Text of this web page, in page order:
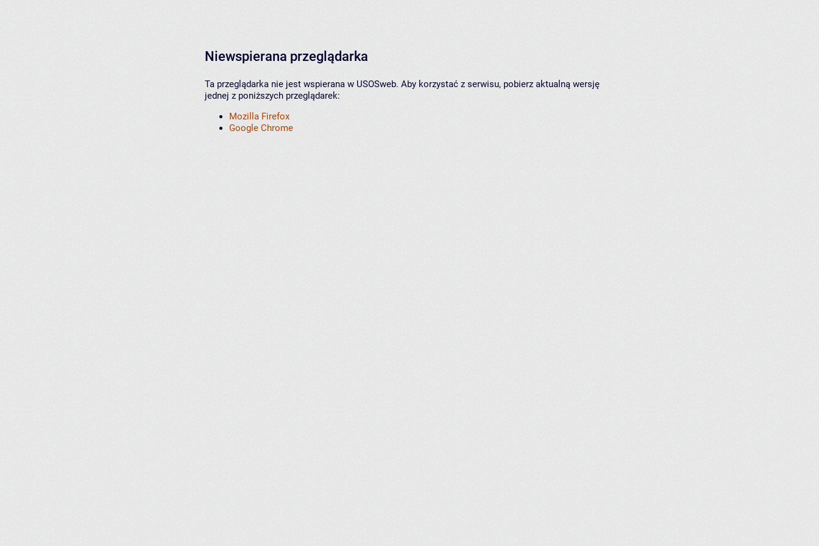
Niewspierana przeglądarka
Ta przeglądarka nie jest wspierana w USOSweb. Aby korzystać z serwisu, pobierz aktualną wersję
jednej z poniższych przeglądarek:
Mozilla Firefox
Google Chrome